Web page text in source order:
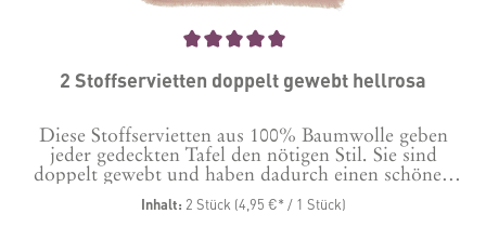
2 Stoffservietten doppelt gewebt hellrosa
Diese Stoffservietten aus 100% Baumwolle geben
jeder gedeckten Tafel den nötigen Stil. Sie sind
doppelt gewebt und haben dadurch einen schönen
Griff, sehen aber nicht zu steif aus. Das Set enthält 2
Servietten. Maße: 40 x 40 cm
Inhalt: 2 Stück (4,95 €* / 1 Stück)